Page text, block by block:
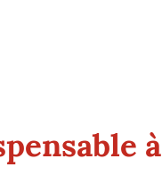
à